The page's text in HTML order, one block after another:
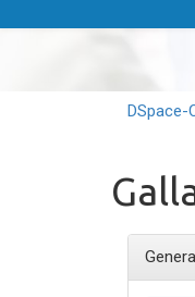
DSpace-